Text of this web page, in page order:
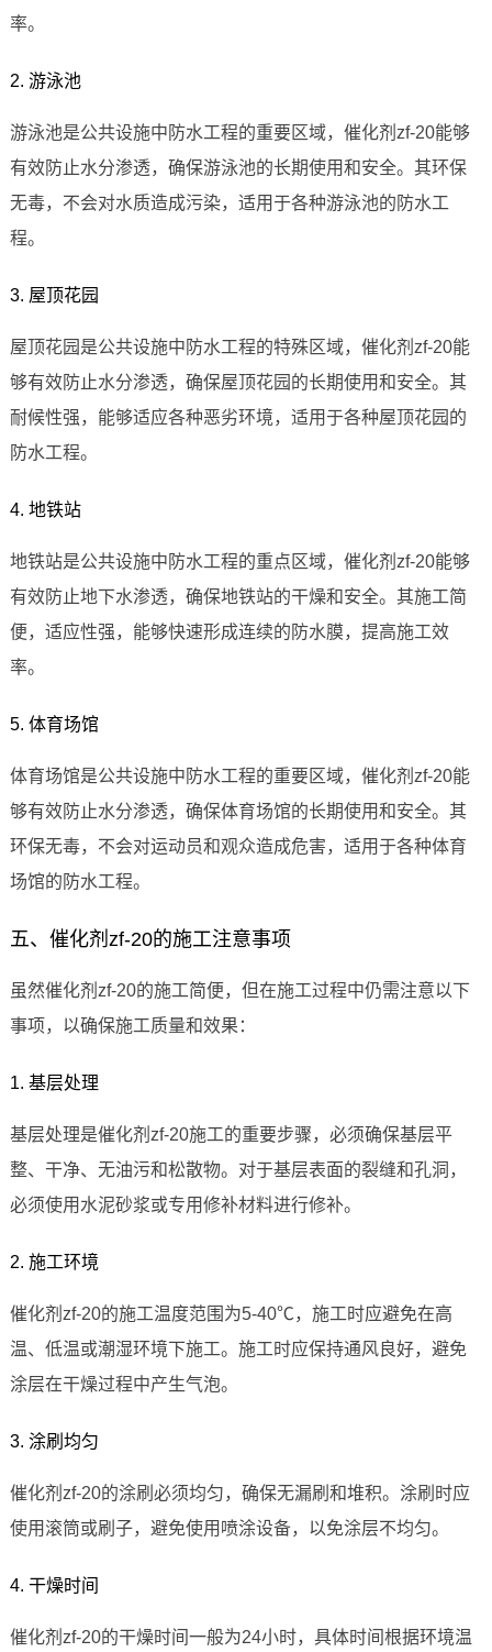
率。
2. 游泳池
游泳池是公共设施中防水工程的重要区域，催化剂zf-20能够
有效防止水分渗透，确保游泳池的长期使用和安全。其环保
无毒，不会对水质造成污染，适用于各种游泳池的防水工
程。
3. 屋顶花园
屋顶花园是公共设施中防水工程的特殊区域，催化剂zf-20能
够有效防止水分渗透，确保屋顶花园的长期使用和安全。其
耐候性强，能够适应各种恶劣环境，适用于各种屋顶花园的
防水工程。
4. 地铁站
地铁站是公共设施中防水工程的重点区域，催化剂zf-20能够
有效防止地下水渗透，确保地铁站的干燥和安全。其施工简
便，适应性强，能够快速形成连续的防水膜，提高施工效
率。
5. 体育场馆
体育场馆是公共设施中防水工程的重要区域，催化剂zf-20能
够有效防止水分渗透，确保体育场馆的长期使用和安全。其
环保无毒，不会对运动员和观众造成危害，适用于各种体育
场馆的防水工程。
五、催化剂zf-20的施工注意事项
虽然催化剂zf-20的施工简便，但在施工过程中仍需注意以下
事项，以确保施工质量和效果：
1. 基层处理
基层处理是催化剂zf-20施工的重要步骤，必须确保基层平
整、干净、无油污和松散物。对于基层表面的裂缝和孔洞，
必须使用水泥砂浆或专用修补材料进行修补。
2. 施工环境
催化剂zf-20的施工温度范围为5-40℃，施工时应避免在高
温、低温或潮湿环境下施工。施工时应保持通风良好，避免
涂层在干燥过程中产生气泡。
3. 涂刷均匀
催化剂zf-20的涂刷必须均匀，确保无漏刷和堆积。涂刷时应
使用滚筒或刷子，避免使用喷涂设备，以免涂层不均匀。
4. 干燥时间
催化剂zf-20的干燥时间一般为24小时，具体时间根据环境温